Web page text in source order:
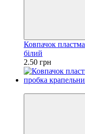
Ковпачок
білий
2.50 грн